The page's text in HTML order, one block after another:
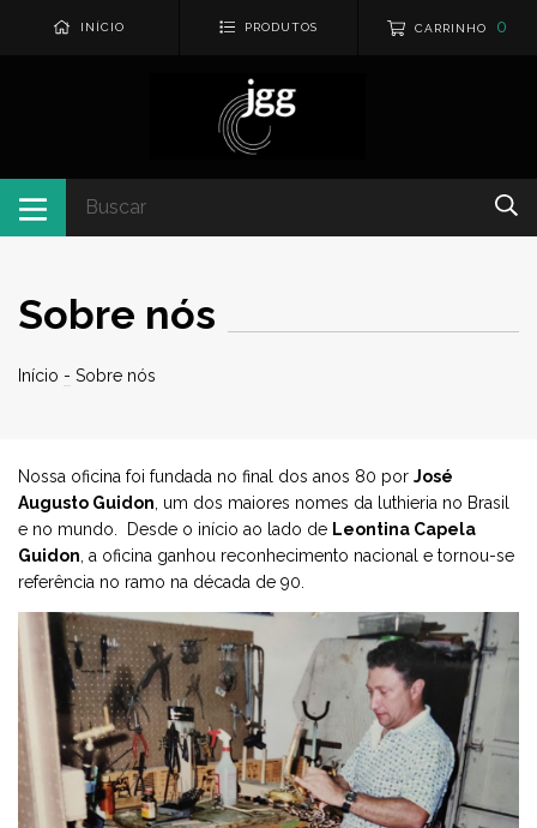
INÍCIO PRODUTOS CARRINHO 0
Sobre nós
Início - Sobre nós
Nossa oficina foi fundada no final dos anos 80 por José
Augusto Guidon , um dos maiores nomes da luthieria no Brasil
e no mundo. Desde o início ao lado de Leontina Capela
Guidon , a oficina ganhou reconhecimento nacional e tornou-se
referência no ramo na década de 90.